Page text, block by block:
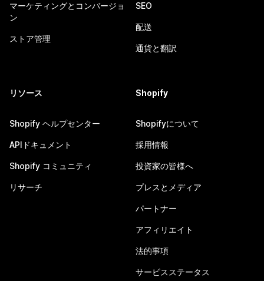
マーケティングとコンバージョ
ン
ストア管理
SEO
配送
通貨と翻訳
リソース
Shopify ヘルプセンター
APIドキュメント
Shopify コミュニティ
リサーチ
Shopify
Shopifyについて
採用情報
投資家の皆様へ
プレスとメディア
パートナー
アフィリエイト
法的事項
サービスステータス